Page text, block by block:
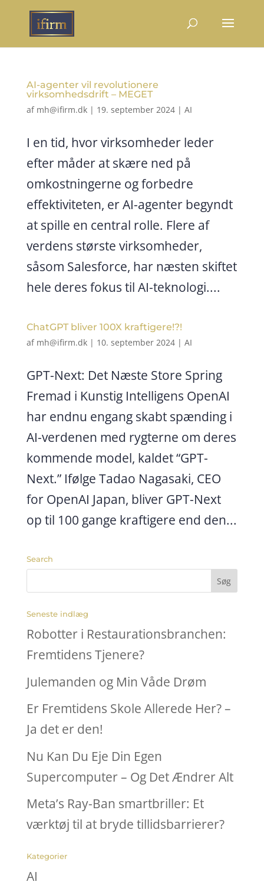
AI-agenter vil revolutionere
virksomhedsdrift – MEGET
af mh@ifirm.dk| 19. september 2024| AI
I en tid, hvor virksomheder leder
efter måder at skære ned på
omkostningerne og forbedre
effektiviteten, er AI-agenter begyndt
at spille en central rolle. Flere af
verdens største virksomheder,
såsom Salesforce, har næsten skiftet
hele deres fokus til AI-teknologi....
ChatGPT bliver 100X kraftigere!?!
af mh@ifirm.dk| 10. september 2024| AI
GPT-Next: Det Næste Store Spring
Fremad i Kunstig Intelligens OpenAI
har endnu engang skabt spænding i
AI-verdenen med rygterne om deres
kommende model, kaldet “GPT-
Next.” Ifølge Tadao Nagasaki, CEO
for OpenAI Japan, bliver GPT-Next
op til 100 gange kraftigere end den...
Search
Seneste indlæg
Robotter i Restaurationsbranchen:
Fremtidens Tjenere?
Julemanden og Min Våde Drøm
Er Fremtidens Skole Allerede Her? –
Ja det er den!
Nu Kan Du Eje Din Egen
Supercomputer – Og Det Ændrer Alt
Meta’s Ray-Ban smartbriller: Et
værktøj til at bryde tillidsbarrierer?
Kategorier
AI